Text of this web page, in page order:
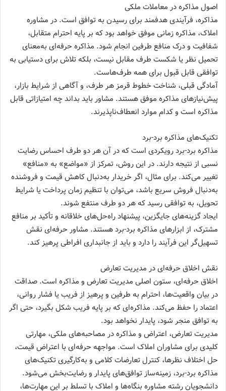
اصول مذاکره در معاملات ملکی
مذاکره، فرآیندی هدفمند برای رسیدن به توافق است. در مشاوره
املاک، مذاکره زمانی موفق خواهد بود که بر پایه احترام متقابل،
شفافیت و درک منافع طرفین انجام شود. مذاکره حرفه‌ای به‌معنای
تحمیل نظر یا شکست طرف مقابل نیست، بلکه تلاش برای دستیابی به
توافقی قابل قبول برای همه طرف‌هاست.
آمادگی قبلی، شناخت خطوط قرمز هر طرف، و آگاهی از شرایط بازار،
پیش‌نیازهای مذاکره موفق هستند. مشاور باید بداند چه امتیازاتی قابل
مذاکره است و کدام موارد انعطاف‌ناپذیرند.
تکنیک‌های مذاکره برد-برد
مذاکره برد-برد رویکردی است که در آن هر دو طرف احساس رضایت
نسبی از نتیجه دارند. در این روش، تمرکز از «مواضع» به «منافع»
تغییر می‌کند. برای مثال، اگر خریدار به‌دنبال کاهش قیمت و فروشنده
به‌دنبال فروش سریع باشد، می‌توان با تنظیم زمان پرداخت یا شرایط
تحویل، به توافقی رسید که هر دو طرف منتفع شوند.
ایجاد گزینه‌های جایگزین، پیشنهاد راه‌حل‌های خلاقانه و تأکید بر منافع
مشترک، از ابزارهای مذاکره برد-برد هستند. مشاور حرفه‌ای نقش
تسهیل‌گر این فرآیند را دارد و باید از جانبداری افراطی پرهیز کند.
نقش اخلاق حرفه‌ای در مدیریت تعارض
اخلاق حرفه‌ای، ستون اصلی مدیریت تعارض و مذاکره است. صداقت
در بیان واقعیت‌ها، احترام به طرفین و پرهیز از فریب یا فشار روانی،
اعتماد را حفظ می‌کند. مذاکره‌ای که بر پایه فریب شکل بگیرد، حتی اگر
به توافق منجر شود، پایدار نخواهد بود.
مدیریت تعارض، اعتراض و مذاکره در مصاحبه‌های ملکی، مهارتی
کلیدی برای مشاوران املاک است. مواجهه حرفه‌ای با اعتراض قیمت،
حل اختلاف نظرها، کنترل تعارضات کلامی و به‌کارگیری تکنیک‌های
مذاکره برد-برد، زمینه‌ساز توافق‌های پایدار و رضایت‌بخش می‌شود.
دانشجویان رشته مشاوره بنگاه‌ها و املاک با تسلط بر این مهارت‌ها،